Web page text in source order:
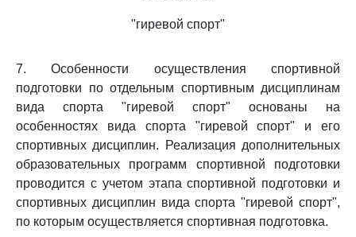
"гиревой спорт"
7. Особенности осуществления спортивной
подготовки по отдельным спортивным дисциплинам
вида спорта "гиревой спорт" основаны на
особенностях вида спорта "гиревой спорт" и его
спортивных дисциплин. Реализация дополнительных
образовательных программ спортивной подготовки
проводится с учетом этапа спортивной подготовки и
спортивных дисциплин вида спорта "гиревой спорт",
по которым осуществляется спортивная подготовка.